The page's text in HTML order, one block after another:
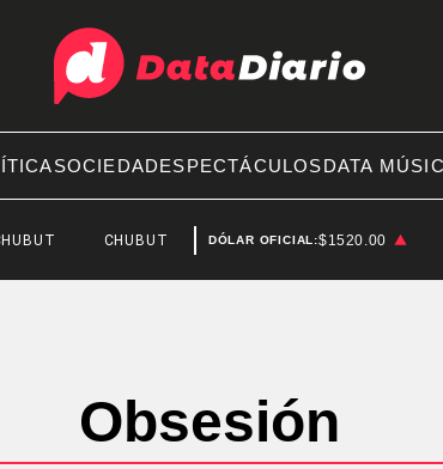
SOCIEDADESPECTÁCULOSDATA
CHUBUT JOAQUÍN BENEGAS LYNCH
DÓLAR OFICIAL:$1520.00
Obsesión